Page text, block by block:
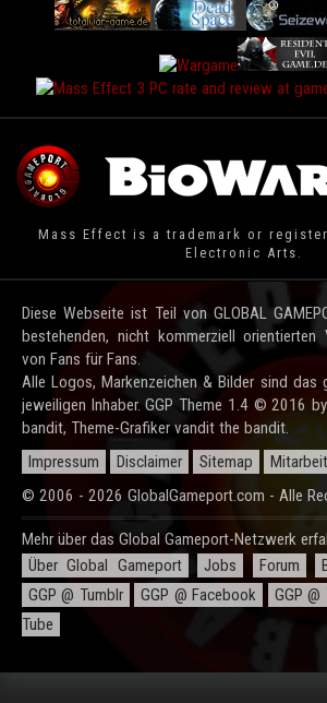
Mass Effect is a trademark or
Electronic Arts.
Diese Webseite ist Teil von GLOBAL
bestehenden, nicht kommerziell orientierten
von Fans für Fans.
Alle Logos, Markenzeichen & Bilder sind das
jeweiligen Inhaber. GGP Theme 1.4 © 2016
bandit, Theme-Grafiker vandit the bandit.
Impressum
Disclaimer Sitemap
© 2006 - 2026 GlobalGameport.com - Alle
Mehr über das Global Gameport-Netzwerk
Über Global Gameport
Jobs Forum
GGP @ Tumblr
GGP @ Facebook GGP
Tube